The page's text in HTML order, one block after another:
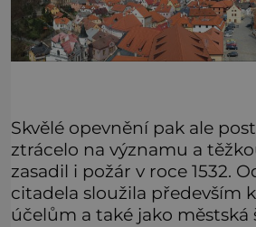
Skvělé opevnění pak ale
ztrácelo na významu a
zasadil i požár v roce 1532.
citadela sloužila především
účelům a také jako městská